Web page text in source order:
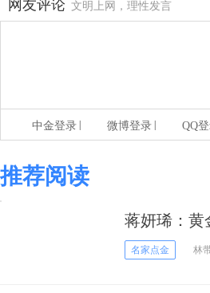
网友评论 文明上网，理性发言
中金登录 微博登录 QQ
推荐阅读
蒋妍琋：黄
名家点金 林